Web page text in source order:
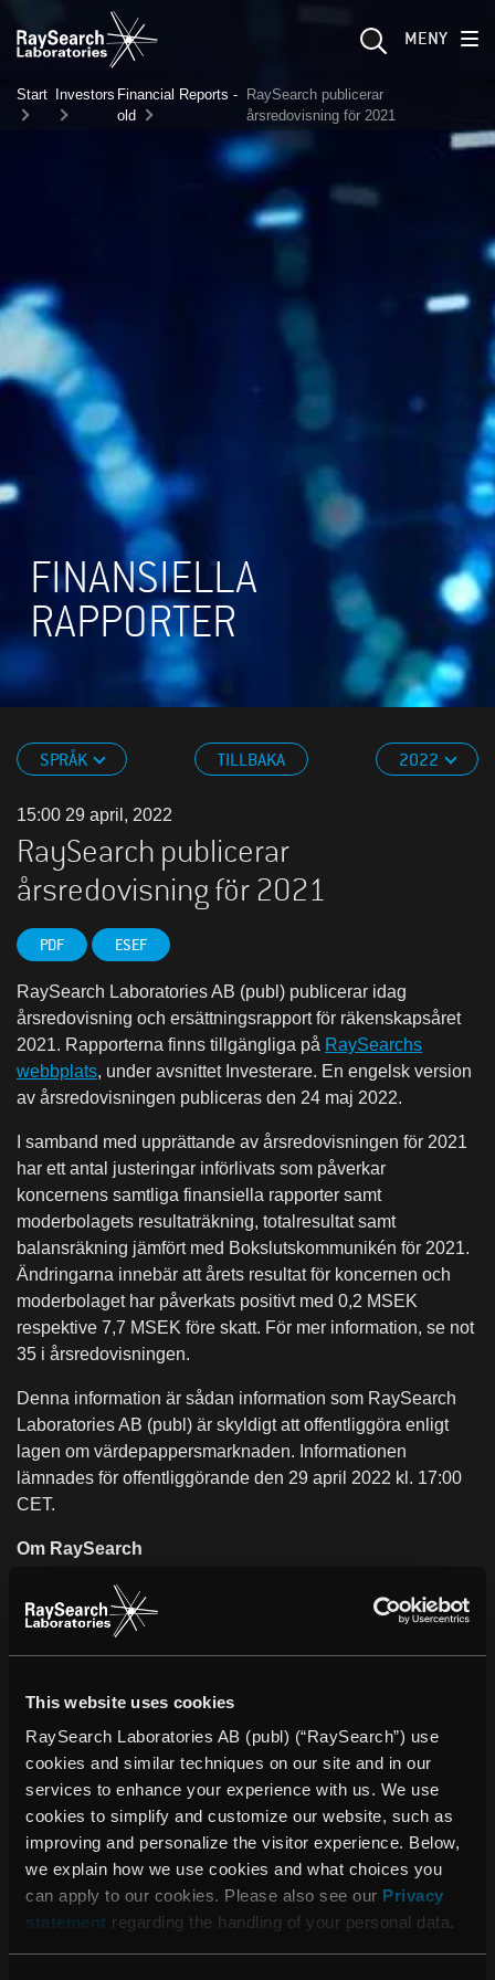
This website uses cookies
RaySearch Laboratories AB (publ) (“RaySearch”) use
cookies and similar techniques on our site and in our
services to enhance your experience with us. We use
cookies to simplify and customize our website, such as
improving and personalize the visitor experience. Below,
we explain how we use cookies and what choices you
can apply to our cookies. Please also see our Privacy
statement regarding the handling of your personal data.
MENY
Start Investors Financial Reports -
old
RaySearch publicerar
årsredovisning för 2021
FINANSIELLA
RAPPORTER
SPRÅK TILLBAKA 2022
15:00 29 april, 2022
RaySearch publicerar
årsredovisning för 2021
PDF ESEF
RaySearch Laboratories AB (publ) publicerar idag
årsredovisning och ersättningsrapport för räkenskapsåret
2021. Rapporterna finns tillgängliga på RaySearchs
webbplats, under avsnittet Investerare. En engelsk version
av årsredovisningen publiceras den 24 maj 2022.
I samband med upprättande av årsredovisningen för 2021
har ett antal justeringar införlivats som påverkar
koncernens samtliga finansiella rapporter samt
moderbolagets resultaträkning, totalresultat samt
balansräkning jämfört med Bokslutskommunikén för 2021.
Ändringarna innebär att årets resultat för koncernen och
moderbolaget har påverkats positivt med 0,2 MSEK
respektive 7,7 MSEK före skatt. För mer information, se not
35 i årsredovisningen.
Denna information är sådan information som RaySearch
Laboratories AB (publ) är skyldigt att offentliggöra enligt
lagen om värdepappersmarknaden. Informationen
lämnades för offentliggörande den 29 april 2022 kl. 17:00
CET.
Om RaySearch
företag som utvecklar innovativa mjukvarulösningar för att
förbättra cancervården. RaySearch marknadsför
RayStation®* dosplaneringssystem (TPS) och
senaste tilläggen i RaySearchs produktlinje är
RayIntelligence® och RayCommand®. RayIntelligence är
ett molnbaserat analyssystem för onkologi (OAS) som
cancerkliniker kan använda för att samla in, strukturera och
analysera data. Behandlingsstyrsystemet (TCS)
RayCommand är utformat som en länk mellan
behandlingsmaskinen och systemen för dosplanering och
onkologiinformation.
Programvara från RaySearch används på drygt 800